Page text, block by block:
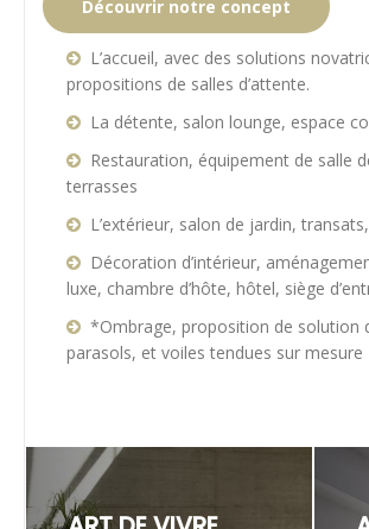
Découvrir notre concept
L’accueil, avec des solutions
propositions de salles d’attente.
La détente, salon lounge, espace
Restauration, équipement de salle
terrasses
L’extérieur, salon de jardin,
Décoration d’intérieur,
luxe, chambre d’hôte, hôtel, siège
*Ombrage, proposition de solution
parasols, et voiles tendues sur mesure